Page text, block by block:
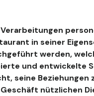
in seiner
werden,
und entwickelte
seine Beziehungen
nützlichen